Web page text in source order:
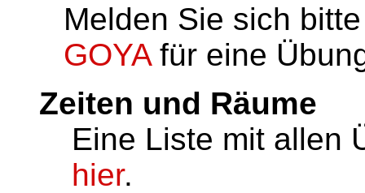
Melden Sie sich
GOYAfür eine
Zeiten und Räume
Eine Liste mit allen
hier.